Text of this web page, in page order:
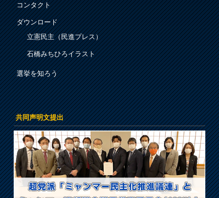
コンタクト
ダウンロード
立憲民主（民進プレス）
石橋みちひろイラスト
選挙を知ろう
共同声明文提出